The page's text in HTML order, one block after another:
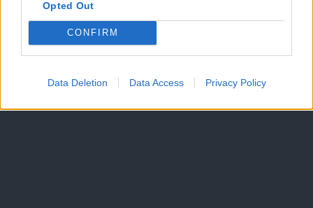
Opted Out
CONFIRM
Data Deletion Data Access Privacy Policy
Kdo smo
Oglaševanje